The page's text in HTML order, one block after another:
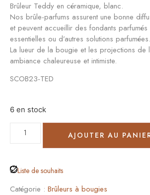
Brûleur Teddy en céramique, blanc.
Nos brûle-parfums assurent une bonne
et peuvent accueillir des fondants
essentielles ou d’autres solutions parfumées.
La lueur de la bougie et les projections de
ambiance chaleureuse et intimiste.
SCOB23-TED
6 en stock
AJOUTER AU
Liste de souhaits
Catégorie : Brûleurs à bougies